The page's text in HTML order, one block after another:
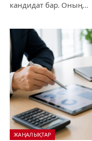
кандидат бар. Оның…
ЖАҢАЛЫҚТАР